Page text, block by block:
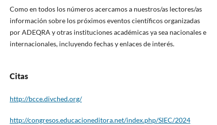
Como en todos los números acercamos a nuestros/as lectores/as
información sobre los próximos eventos científicos organizadas
por ADEQRA y otras instituciones académicas ya sea nacionales e
internacionales, incluyendo fechas y enlaces de interés.
Citas
http://bcce.divched.org/
http://congresos.educacioneditora.net/index.php/SIEC/2024